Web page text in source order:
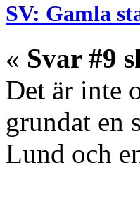
SV: Gamla
« Svar #9
Det är inte
grundat en
Lund och